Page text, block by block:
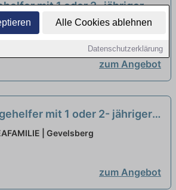
Alle Cookies ablehnen
Datenschutzerklärung
mit 1 oder 2- jähriger
(w/m/d) im stationären
*
| Gevelsberg
zum Angebot
mit 1 oder 2- jähriger
(w/m/d) imstationären
| Gevelsberg
zum Angebot